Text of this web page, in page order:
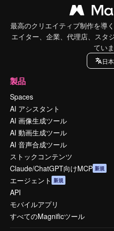
最高のクリエイティブ制作を導
エイター、企業、代理店、スタ
ていま
日
製品
Spaces
AI アシスタント
AI 画像生成ツール
AI 動画生成ツール
AI 音声合成ツール
ストックコンテンツ
Claude/ChatGPT向けMCP 新規
エージェント 新規
API
モバイルアプリ
すべてのMagnificツール